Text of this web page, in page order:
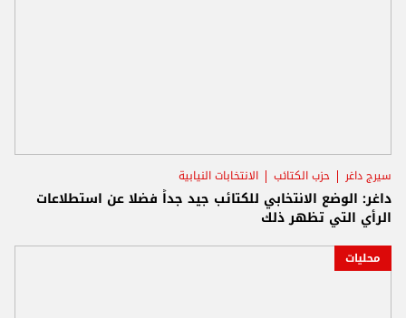
سيرج داغر حزب الكتائب الانتخابات النيابية
داغر: الوضع الانتخابي للكتائب جيد جداً فضلا عن استطلاعات
الرأي التي تظهر ذلك
محليات